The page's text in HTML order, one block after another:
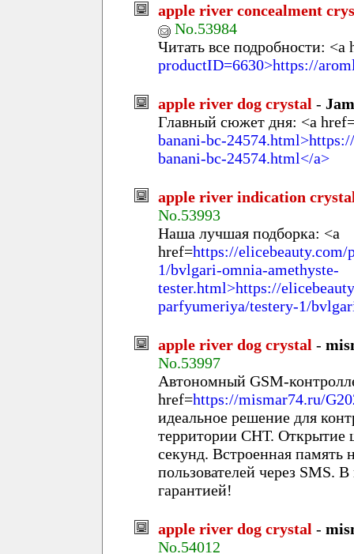
apple river concealment
No.53984
Читать все подробности: <a
productID=6630>https://
apple river dog crystal -
Главный сюжет дня: <a
banani-bc-
banani-bc-24574.html</a>
apple river indication
No.53993
Наша лучшая подборка: <a
href=https://
1/bvlgari-omnia-amethyste-
tester.html>https://
parfyumeriya/testery-1/
apple river dog crystal -
No.53997
Автономный GSM-
href=https://mismar74.ru/
идеальное решение для
территории СНТ. Открытие
секунд. Встроенная память
пользователей через SMS.
гарантией!
apple river dog crystal -
No.54012